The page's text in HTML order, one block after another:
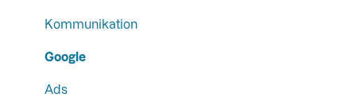
Authentifizierung sichern
SFTP
Kommunikation
Google
Ads